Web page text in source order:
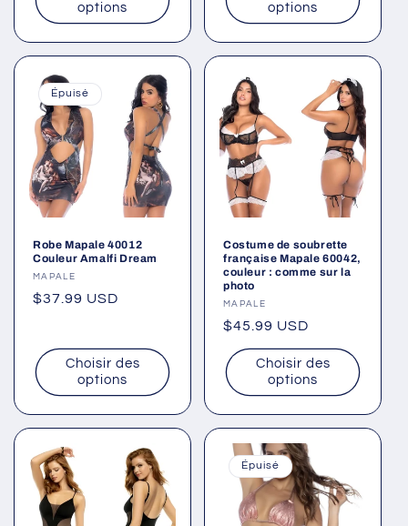
options
options
Épuisé
Robe Mapale 40012
Couleur Amalfi Dream
Fournisseur :
MAPALE
Prix
$37.99 USD
Choisir des
options
Costume de soubrette
française Mapale 60042,
couleur : comme sur la
photo
Fournisseur :
MAPALE
Prix
habituel
$45.99 USD
Choisir des
options
Épuisé